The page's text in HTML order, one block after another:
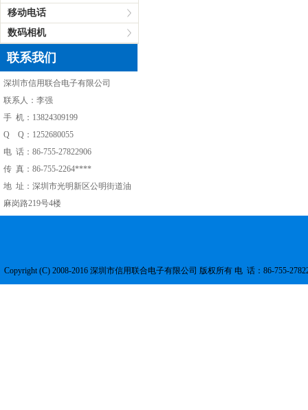
移动电话
数码相机
联系我们
深圳市信用联合电子有限公司
联系人：李强
手 机：13824309199
Q Q：1252680055
电 话：86-755-27822906
传 真：86-755-2264****
地 址：深圳市光明新区公明街道油
麻岗路219号4楼
Copyright (C) 2008-2016 深圳市信用联合电子有限公司 版权所有 电 话：86-755-